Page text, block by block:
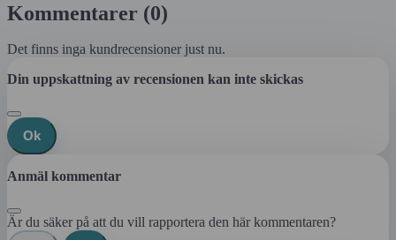
Kommentarer (0)
Det finns inga kundrecensioner just nu.
Din uppskattning av recensionen kan inte skickas
Ok
Anmäl kommentar
Är du säker på att du vill rapportera den här kommentaren?